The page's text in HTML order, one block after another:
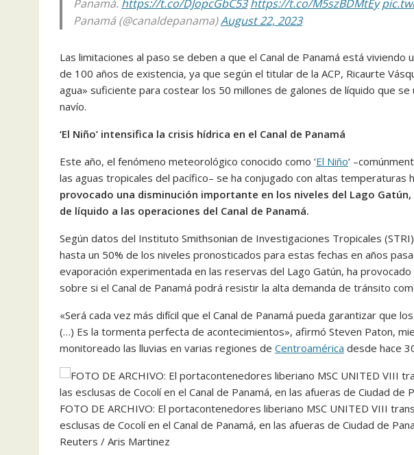
Panamá. https://t.co/DJopcGbC53 https://t.co/M5szBDMtEy
Panamá (@canaldepanama)August 22, 2023
Las limitaciones al paso se deben a que el Canal de Panamá está viviendo
de 100 años de existencia, ya que según el titular de la ACP, Ricaurte
agua» suficiente para costear los 50 millones de galones de líquido que
navío.
‘El Niño’ intensifica la crisis hídrica en el Canal de Panamá
Este año, el fenómeno meteorológico conocido como ‘El Niño‘
las aguas tropicales del pacífico– se ha conjugado con altas temperaturas
provocado una disminución importante en los niveles del Lago
de líquido a las operaciones del Canal de Panamá.
Según datos del Instituto Smithsonian de Investigaciones Tropicales
hasta un 50% de los niveles pronosticados para estas fechas en años
evaporación experimentada en las reservas del Lago Gatún, ha
sobre si el Canal de Panamá podrá resistir la alta demanda de tránsito
«Será cada vez más difícil que el Canal de Panamá pueda garantizar que
(…) Es la tormenta perfecta de acontecimientos», afirmó Steven Paton,
monitoreado las lluvias en varias regiones de Centroamérica desde hace
FOTO DE ARCHIVO: El portacontenedores liberiano MSC UNITED VIII
esclusas de Cocolí en el Canal de Panamá, en las afueras de Ciudad de
Reuters / Aris Martinez